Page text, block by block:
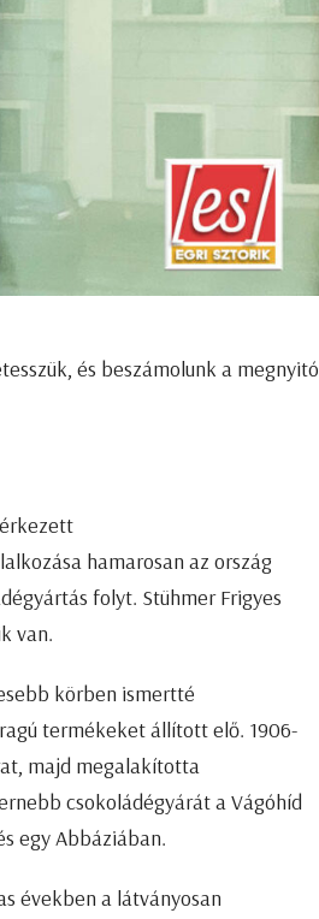
és beszámolunk a megnyitó
hamarosan az ország
folyt. Stühmer Frigyes
van.
körben ismertté
termékeket állított elő. 1906-
majd megalakította
csokoládégyárát a Vágóhíd
egy Abbáziában.
években a látványosan